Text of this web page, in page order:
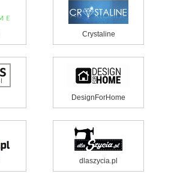
Crystaline
DesignForHome
dlaszycia.pl